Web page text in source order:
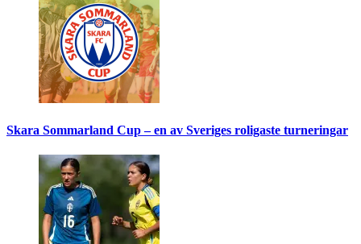
Skara Sommarland Cup – en av Sveriges roligaste turneringar